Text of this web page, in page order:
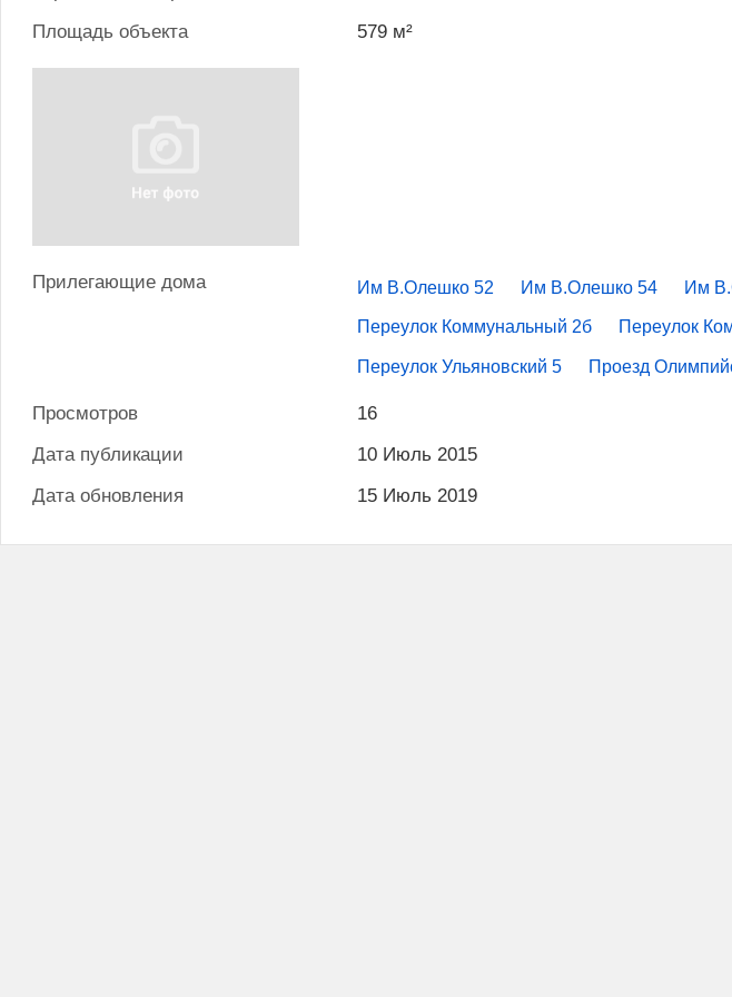
Площадь объекта
579 м²
Прилегающие дома Им В.Олешко 52 Им В.Олешко 54 Им
Переулок Коммунальный 2б Переулок
Переулок Ульяновский 5 Проезд
Просмотров
16
Дата публикации
10 Июль 2015
Дата обновления
15 Июль 2019